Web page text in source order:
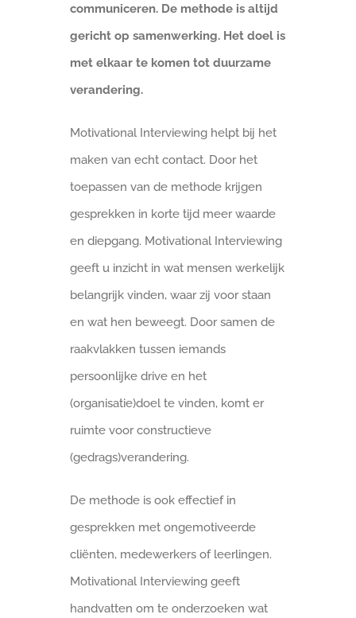
communiceren. De methode is altijd
gericht op samenwerking. Het doel is
met elkaar te komen tot duurzame
verandering.
Motivational Interviewing helpt bij het
maken van echt contact. Door het
toepassen van de methode krijgen
gesprekken in korte tijd meer waarde
en diepgang. Motivational Interviewing
geeft u inzicht in wat mensen werkelijk
belangrijk vinden, waar zij voor staan
en wat hen beweegt. Door samen de
raakvlakken tussen iemands
persoonlijke drive en het
(organisatie)doel te vinden, komt er
ruimte voor constructieve
(gedrags)verandering.
De methode is ook effectief in
gesprekken met ongemotiveerde
cliënten, medewerkers of leerlingen.
Motivational Interviewing geeft
handvatten om te onderzoeken wat